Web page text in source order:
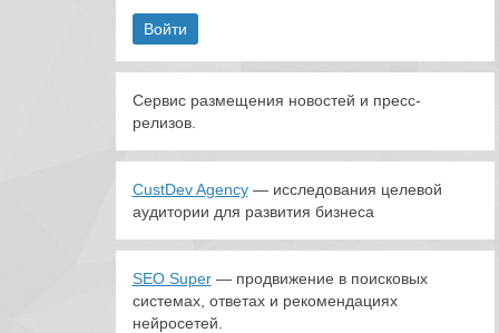
Сервис размещения новостей и пресс-
релизов.
CustDev Agency— исследования целевой
аудитории для развития бизнеса
SEO Super— продвижение в поисковых
системах, ответах и рекомендациях
нейросетей.